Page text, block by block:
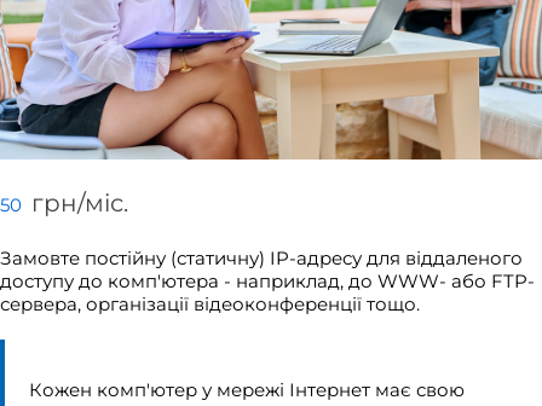
50 грн/мiс.
Замовте постійну (статичну) IP-адресу для віддаленого
доступу до комп'ютера - наприклад, до WWW- або FTP-
сервера, організації відеоконференції тощо.
Кожен комп'ютер у мережі Інтернет має свою